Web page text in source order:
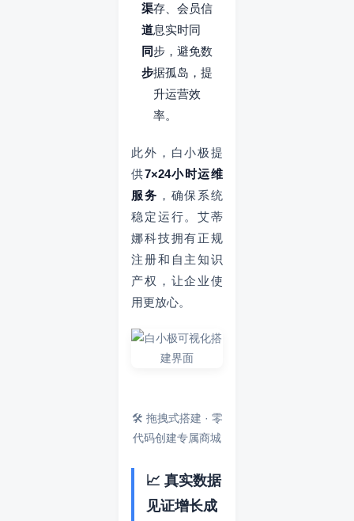
渠
道
同
步
存、会员信
息实时同
步，避免数
据孤岛，提
升运营效
率。
此外，白小极提
供7×24小时运维
服务 ，确保系统
稳定运行。艾蒂
娜科技拥有正规
注册和自主知识
产权，让企业使
用更放心。
🛠️ 拖拽式搭建 · 零
代码创建专属商城
📈 真实数据
见证增长成